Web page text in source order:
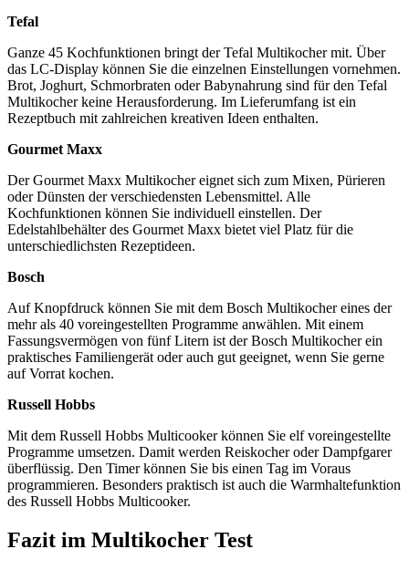
Tefal
Ganze 45 Kochfunktionen bringt der Tefal Multikocher mit. Über
das LC-Display können Sie die einzelnen Einstellungen vornehmen.
Brot, Joghurt, Schmorbraten oder Babynahrung sind für den Tefal
Multikocher keine Herausforderung. Im Lieferumfang ist ein
Rezeptbuch mit zahlreichen kreativen Ideen enthalten.
Gourmet Maxx
Der Gourmet Maxx Multikocher eignet sich zum Mixen, Pürieren
oder Dünsten der verschiedensten Lebensmittel. Alle
Kochfunktionen können Sie individuell einstellen. Der
Edelstahlbehälter des Gourmet Maxx bietet viel Platz für die
unterschiedlichsten Rezeptideen.
Bosch
Auf Knopfdruck können Sie mit dem Bosch Multikocher eines der
mehr als 40 voreingestellten Programme anwählen. Mit einem
Fassungsvermögen von fünf Litern ist der Bosch Multikocher ein
praktisches Familiengerät oder auch gut geeignet, wenn Sie gerne
auf Vorrat kochen.
Russell Hobbs
Mit dem Russell Hobbs Multicooker können Sie elf voreingestellte
Programme umsetzen. Damit werden Reiskocher oder Dampfgarer
überflüssig. Den Timer können Sie bis einen Tag im Voraus
programmieren. Besonders praktisch ist auch die Warmhaltefunktion
des Russell Hobbs Multicooker.
Fazit im Multikocher Test